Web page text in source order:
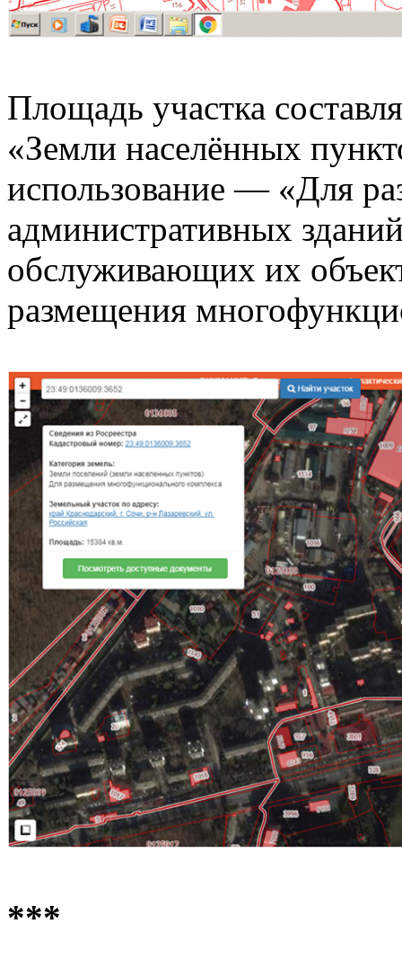
Площадь участка
«Земли населённых
использование — «Для
административных
обслуживающих их
размещения
***